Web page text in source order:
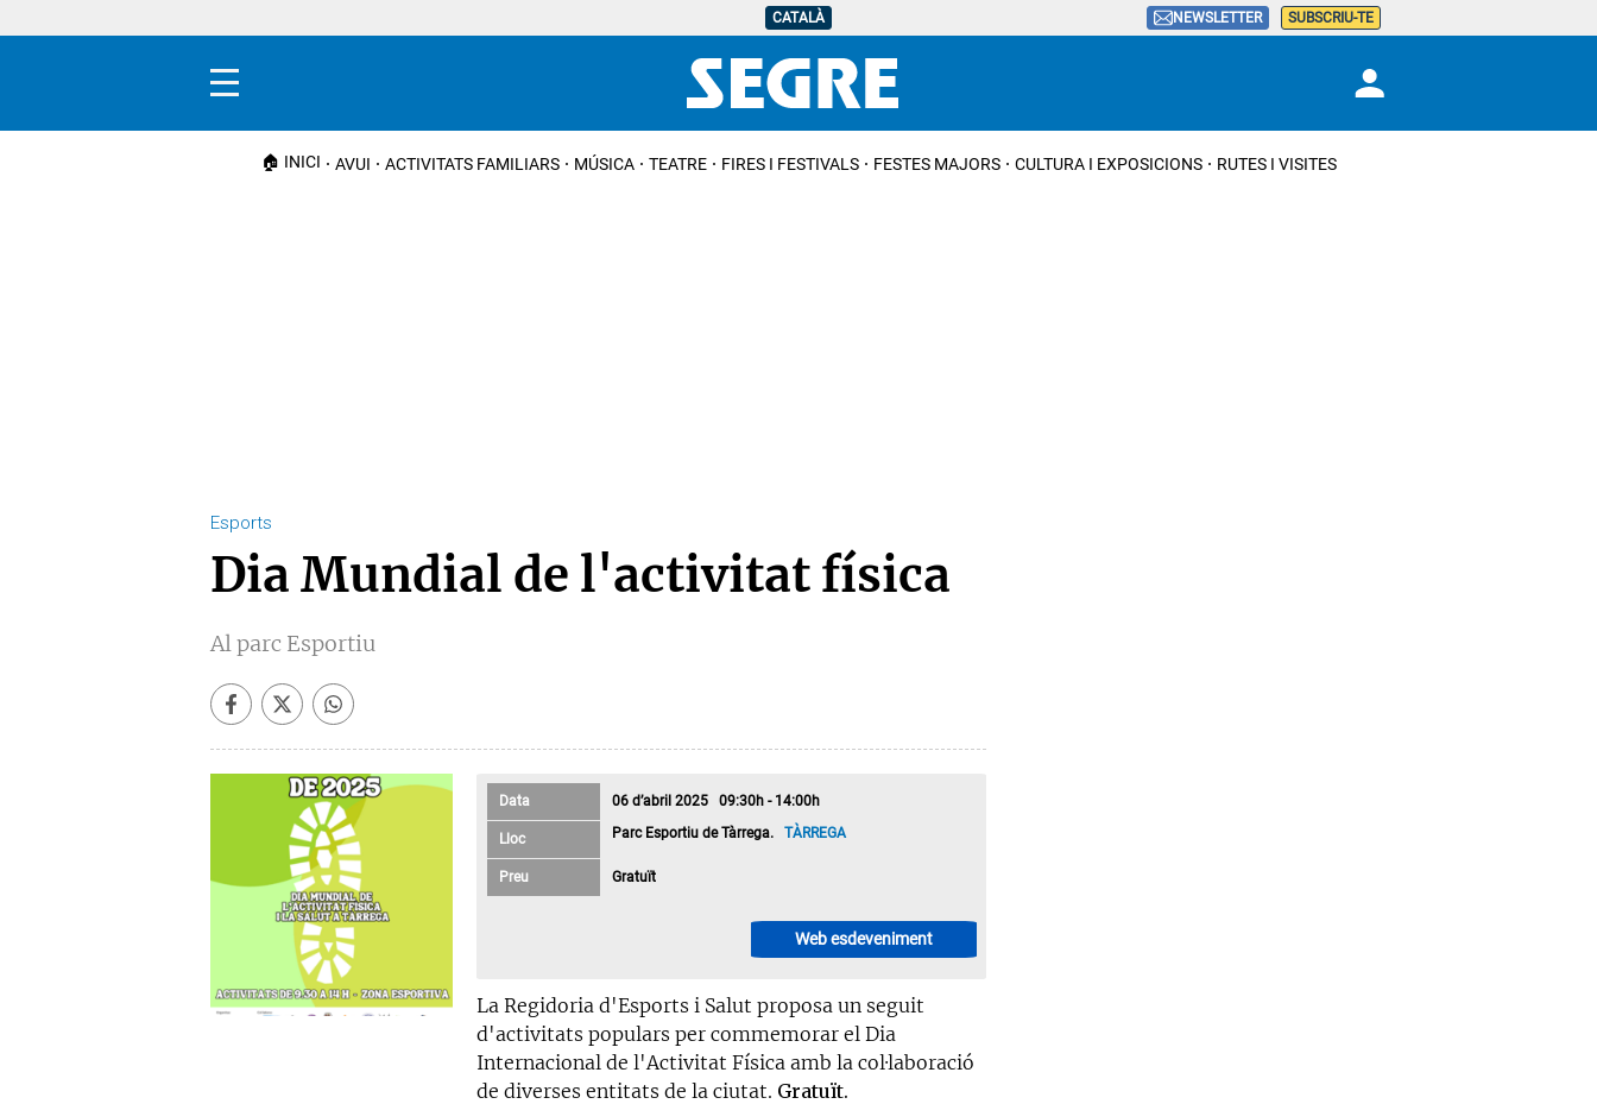
CATALÀ NEWSLETTER SUBSCRIU-TE
Menú
🏠 INICI AVUI ACTIVITATS FAMILIARS MÚSICA TEATRE FIRES I FESTIVALS FESTES MAJORS CULTURA I EXPOSICIONS RUTES I VISITES
Esports
Dia Mundial de l'activitat física
Al parc Esportiu
Data 06 d’abril 2025 09:30h - 14:00h
Lloc Parc Esportiu de Tàrrega. TÀRREGA
Preu Gratuït
Web esdeveniment
La Regidoria d'Esports i Salut proposa un seguit
d'activitats populars per commemorar el Dia
Internacional de l'Activitat Física amb la col·laboració
de diverses entitats de la ciutat. Gratuït.